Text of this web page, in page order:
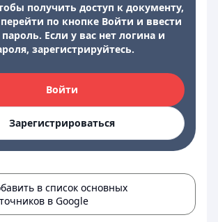
получить доступ к документу,
по кнопке Войти и ввести
Если у вас нет логина и
зарегистрируйтесь.
Войти
Зарегистрироваться
в список основных
в Google